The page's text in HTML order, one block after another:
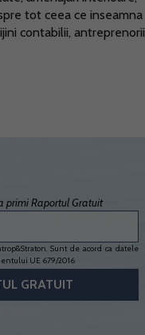
tot ceea ce inseamna
contabilii, antreprenorii
primi Raportul Gratuit
Sunt de acord ca datele
UE 679/2016